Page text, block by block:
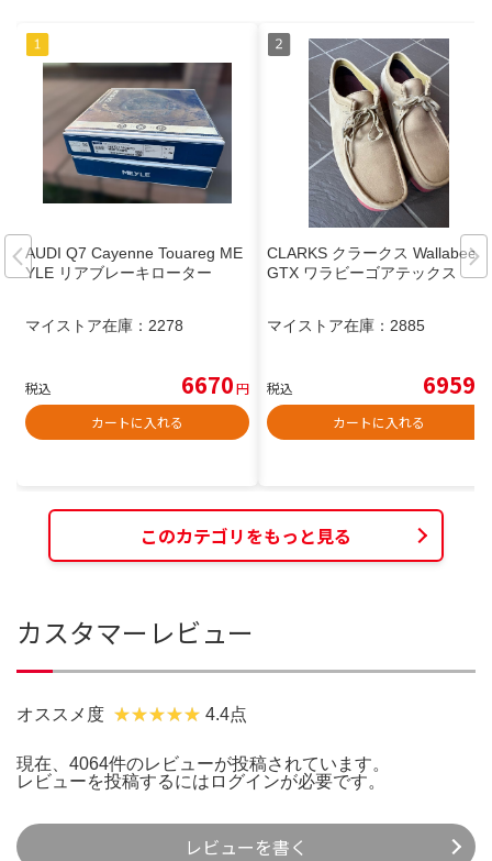
AUDI Q7 Cayenne Touareg ME
YLE リアブレーキローター
マイストア在庫： 2278
税込 6670円
カートに入れる
CLARKS クラークス Wallabee
GTX ワラビーゴアテックス
マイストア在庫： 2885
税込 6959
カートに入れる
このカテゴリをもっと見る
カスタマーレビュー
オススメ度 4.4点
現在、4064件のレビューが投稿されています。
レビューを投稿するには ログインが必要です。
レビューを書く